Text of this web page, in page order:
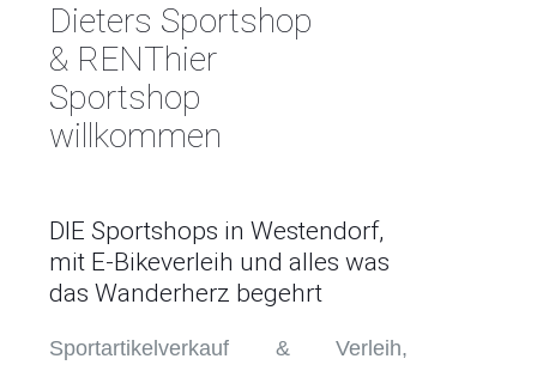
Dieters Sportshop
& RENThier
Sportshop
willkommen
DIE Sportshops in Westendorf,
mit E-Bikeverleih und alles was
das Wanderherz begehrt
Sportartikelverkauf & Verleih,